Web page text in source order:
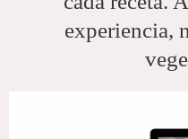
experiencia,